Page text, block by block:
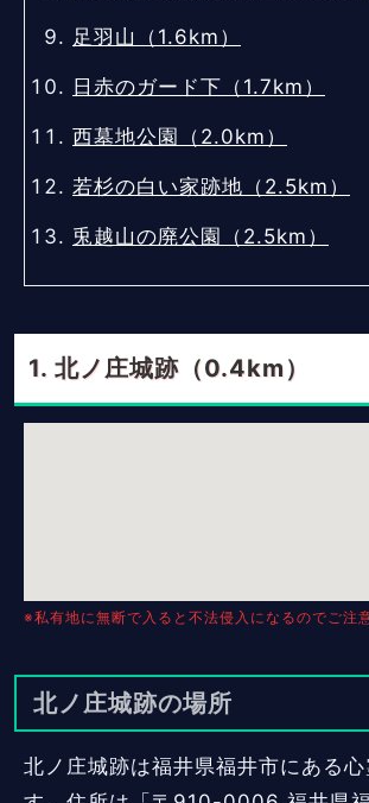
足羽山（1.6km）
日赤のガード下（1.7km）
西墓地公園（2.0km）
若杉の白い家跡地（2.5km）
兎越山の廃公園（2.5km）
北ノ庄城跡（0.4km）
※私有地に無断で入ると不法侵入になるのでご注
北ノ庄城跡の場所
北ノ庄城跡は福井県福井市にある